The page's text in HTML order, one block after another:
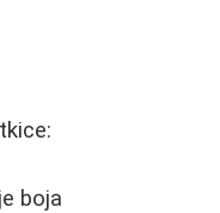
boja